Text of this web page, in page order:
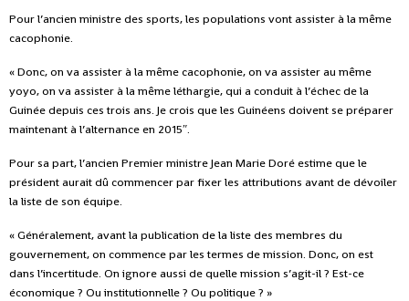
Pour l’ancien ministre des sports, les populations vont assister à la même
cacophonie.
« Donc, on va assister à la même cacophonie, on va assister au même
yoyo, on va assister à la même léthargie, qui a conduit à l’échec de la
Guinée depuis ces trois ans. Je crois que les Guinéens doivent se préparer
maintenant à l’alternance en 2015″.
Pour sa part, l’ancien Premier ministre Jean Marie Doré estime que le
président aurait dû commencer par fixer les attributions avant de dévoiler
la liste de son équipe.
« Généralement, avant la publication de la liste des membres du
gouvernement, on commence par les termes de mission. Donc, on est
dans l’incertitude. On ignore aussi de quelle mission s’agit-il ? Est-ce
économique ? Ou institutionnelle ? Ou politique ? »